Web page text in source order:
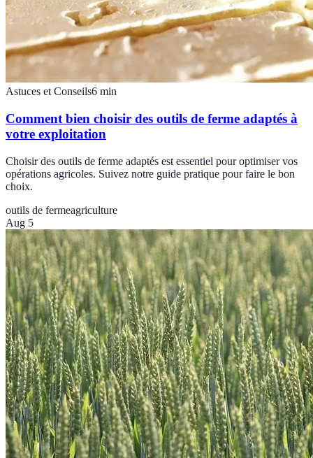
Astuces et Conseils6 min
Comment bien choisir des outils de ferme adaptés à
votre exploitation
Choisir des outils de ferme adaptés est essentiel pour optimiser vos
opérations agricoles. Suivez notre guide pratique pour faire le bon
choix.
outils de fermeagriculture
Aug 5